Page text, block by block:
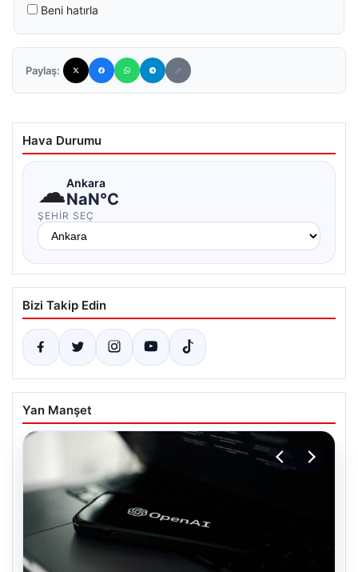
Beni hatırla
Paylaş:
Hava Durumu
☁Ankara
NaN°C
ŞEHIR SEÇ
Bizi Takip Edin
Yan Manşet